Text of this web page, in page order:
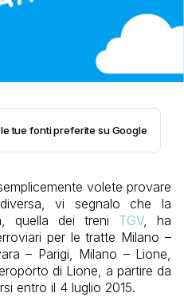
tue fonti preferite su Google
volete provare
vi segnalo che la
quella dei treni TGV, ha
per le tratte Milano –
– Parigi, Milano – Lione,
di Lione, a partire da
entro il 4 luglio 2015.